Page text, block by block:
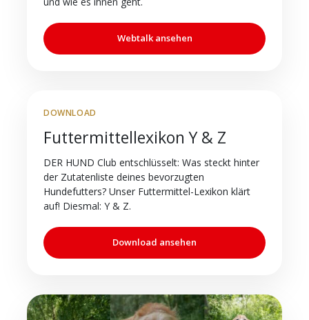
Webtalk ansehen
DOWNLOAD
Futtermittellexikon Y & Z
DER HUND Club entschlüsselt: Was steckt hinter
der Zutatenliste deines bevorzugten
Hundefutters? Unser Futtermittel-Lexikon klärt
auf! Diesmal: Y & Z.
Download ansehen